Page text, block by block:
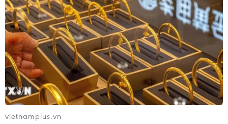
vietnamplus.vn